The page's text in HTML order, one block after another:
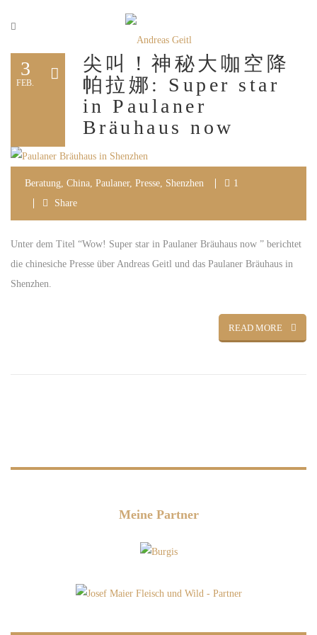
3
FEB.
尖叫！神秘大咖空降
帕拉娜: Super star
in Paulaner
Bräuhaus now
Beratung, China, Paulaner, Presse, Shenzhen
1
Share
Unter dem Titel “Wow! Super star in Paulaner Bräuhaus now ” berichtet
die chinesiche Presse über Andreas Geitl und das Paulaner Bräuhaus in
Shenzhen.
READ MORE
Meine Partner